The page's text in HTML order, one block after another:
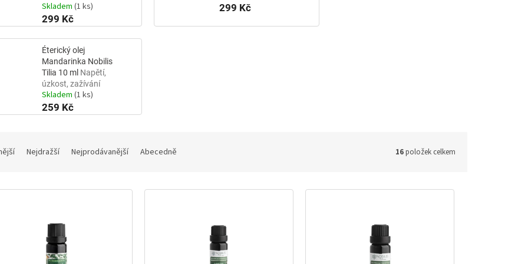
Skladem (1 ks)
299 Kč
299 Kč
Éterický olej
Mandarinka Nobilis
Tilia 10 ml Napětí,
úzkost, zažívání
Skladem (1 ks)
259 Kč
Nejdražší Nejprodávanější Abecedně 16položek celkem